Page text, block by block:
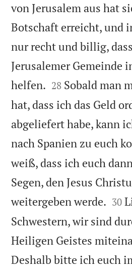
von Jerusalem aus hat
Botschaft erreicht, und
nur recht und billig,
Jerusalemer Gemeinde
helfen. 

28 Sobald man
hat, dass ich das Geld
abgeliefert habe, kann
nach Spanien zu euch
weiß, dass ich euch
Segen, den Jesus
weitergeben werde. 

30
Schwestern, wir sind
Heiligen Geistes
Deshalb bitte ich euch